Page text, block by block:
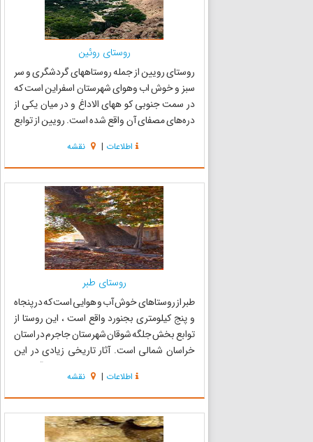
روستای روئین
روستای رویین از جمله روستاههای گردشگری و سر
سبز و خوش اب وهوای شهرستان اسفراین است که
در سمت جنوبی کو ههای الاداغ و در میان یکی از
دره‌های مصفای آن واقع شده است. رویین از توابع
شمالی میباشد که در ارتفاع 1670 متری از سطح دریا و
در منتهی الیه دره...
اطلاعات | نقشه
روستای طبر
طبر از روستاهای خوش آب و هوایی است که در پنجاه
و پنج کیلومتری بجنورد واقع است ، این روستا از
توابع بخش جلگه شوقان شهرستان جاجرم در استان
خراسان شمالی است. آثار تاریخی زیادی در این
روستا وجود دارد که نشان از قدمت طولانی آن دارد.
شغل اکثر ساکنان آن کشاورزی و دامداری است ، در
این روستا ...
اطلاعات | نقشه